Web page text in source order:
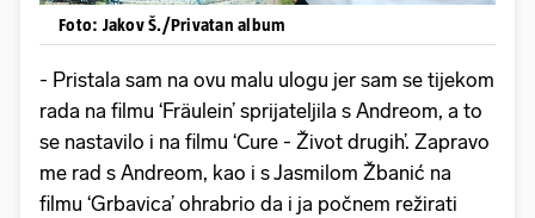
Foto: Jakov Š./Privatan album
- Pristala sam na ovu malu ulogu jer sam se tijekom
rada na filmu ‘Fräulein’ sprijateljila s Andreom, a to
se nastavilo i na filmu ‘Cure - Život drugih’. Zapravo
me rad s Andreom, kao i s Jasmilom Žbanić na
filmu ‘Grbavica’ ohrabrio da i ja počnem režirati